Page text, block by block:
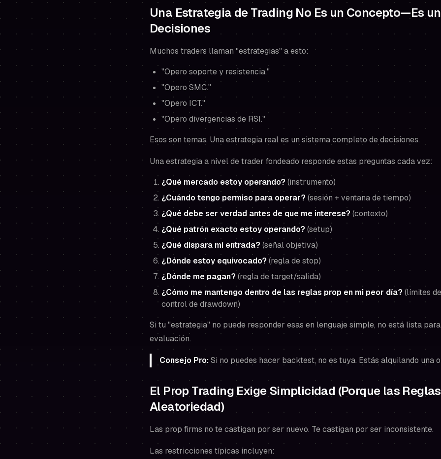
Una Estrategia de Trading No Es un Concepto—Es
Decisiones
Muchos traders llaman "estrategias" a esto:
"Opero soporte y resistencia."
"Opero SMC."
"Opero ICT."
"Opero divergencias de RSI."
Esos son temas. Una estrategia real es un sistema completo de decisiones.
Una estrategia a nivel de trader fondeado responde estas preguntas cada vez:
¿Qué mercado estoy operando? (instrumento)
¿Cuándo tengo permiso para operar? (sesión + ventana de tiempo)
¿Qué debe ser verdad antes de que me interese? (contexto)
¿Qué patrón exacto estoy operando? (setup)
¿Qué dispara mi entrada? (señal objetiva)
¿Dónde estoy equivocado? (regla de stop)
¿Dónde me pagan? (regla de target/salida)
¿Cómo me mantengo dentro de las reglas prop en mi peor día? (límites
control de drawdown)
Si tu "estrategia" no puede responder esas en lenguaje simple, no está lista
evaluación.
Consejo Pro:Si no puedes hacer backtest, no es tuya. Estás alquilando una
El Prop Trading Exige Simplicidad (Porque las
Aleatoriedad)
Las prop firms no te castigan por ser nuevo. Te castigan por ser inconsistente.
Las restricciones típicas incluyen: